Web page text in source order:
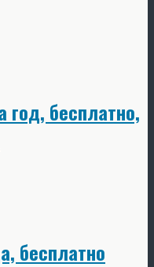
год, бесплатно,
бесплатно